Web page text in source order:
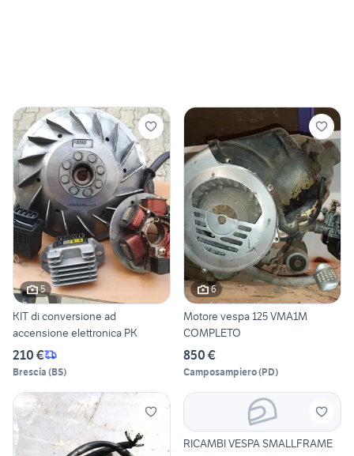
5
KIT di conversione ad
accensione elettronica PK
210 €
Brescia (BS)
6
Motore vespa 125 VMA1M
COMPLETO
850 €
Camposampiero(PD)
RICAMBI VESPA SMALLFRAME